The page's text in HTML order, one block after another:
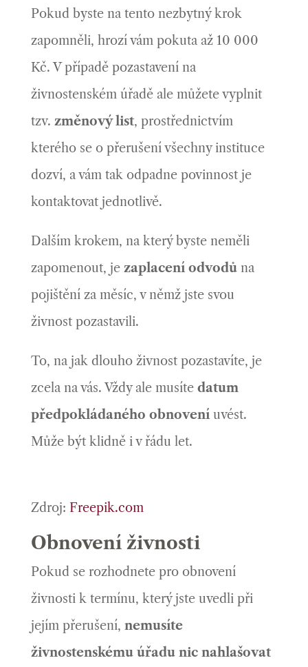
Pokud byste na tento nezbytný krok
zapomněli, hrozí vám pokuta až 10 000
Kč. V případě pozastavení na
živnostenském úřadě ale můžete vyplnit
tzv. změnový list, prostřednictvím
kterého se o přerušení všechny instituce
dozví, a vám tak odpadne povinnost je
kontaktovat jednotlivě.
Dalším krokem, na který byste neměli
zapomenout, je zaplacení odvodůna
pojištění za měsíc, v němž jste svou
živnost pozastavili.
To, na jak dlouho živnost pozastavíte, je
zcela na vás. Vždy ale musíte datum
předpokládaného obnoveníuvést.
Může být klidně i v řádu let.
Zdroj: Freepik.com
Obnovení živnosti
Pokud se rozhodnete pro obnovení
živnosti k termínu, který jste uvedli při
jejím přerušení, nemusíte
živnostenskému úřadu nic nahlašovat